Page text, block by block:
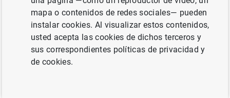
Anterior
Balanza de pagos de la zona...
Siguiente
Estadísticas de emisiones d...
mapa o contenidos de redes sociales— pueden
instalar cookies. Al visualizar estos contenidos,
usted acepta las cookies de dichos terceros y
sus correspondientes políticas de privacidad y
de cookies.